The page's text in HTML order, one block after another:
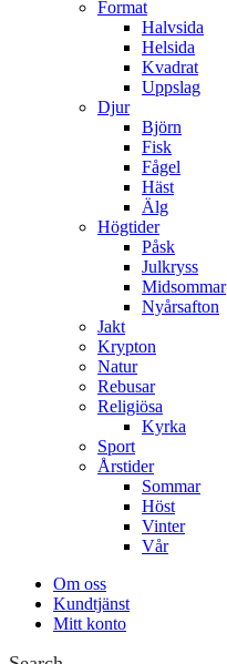
Format
Halvsida
Helsida
Kvadrat
Uppslag
Djur
Björn
Fisk
Fågel
Häst
Älg
Högtider
Påsk
Julkryss
Midsommar
Nyårsafton
Jakt
Krypton
Natur
Rebusar
Religiösa
Kyrka
Sport
Årstider
Sommar
Höst
Vinter
Vår
Om oss
Kundtjänst
Mitt konto